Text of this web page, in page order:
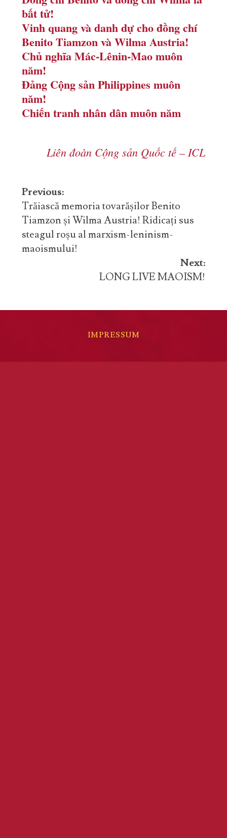
bất tử!
Vinh quang và danh dự cho đồng chí
Benito Tiamzon và Wilma Austria!
Chủ nghĩa Mác-Lênin-Mao muôn
năm!
Đảng Cộng sản Philippines muôn
năm!
Chiến tranh nhân dân muôn năm
Liên đoàn Cộng sản Quốc tế – ICL
Post
navigation
Previous:
Trăiască memoria tovarășilor Benito
Tiamzon și Wilma Austria! Ridicați sus
steagul roșu al marxism-leninism-
maoismului!
Next:
LONG LIVE MAOISM!
IMPRESSUM